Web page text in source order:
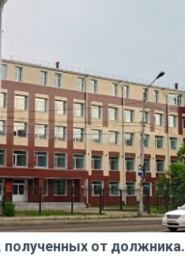
полученных от должника.